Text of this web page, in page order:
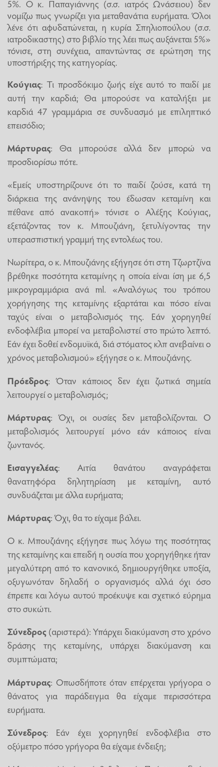
5%. Ο κ. Παπαγιάννης (σ.σ. ιατρός Ωνάσειου) δεν
νομίζω πως γνωρίζει για μεταθανάτια ευρήματα. Όλοι
λένε ότι αφυδατώνεται, η κυρία Σπηλιοπούλου (σ.σ.
ιατροδικαστης) στο βιβλίο της λέει πως αυξάνεται 5%»
τόνισε, στη συνέχεια, απαντώντας σε ερώτηση της
υποστήριξης της κατηγορίας.
Κούγιας: Τι προσδόκιμο ζωής είχε αυτό το παιδί με
αυτή την καρδιά; Θα μπορούσε να καταλήξει με
καρδιά 47 γραμμάρια σε συνδυασμό με επιληπτικό
επεισόδιο;
Μάρτυρας: Θα μπορούσε αλλά δεν μπορώ να
προσδιορίσω πότε.
«Εμείς υποστηρίζουνε ότι το παιδί ζούσε, κατά τη
διάρκεια της ανάνηψης του έδωσαν κεταμίνη και
πέθανε από ανακοπή» τόνισε ο Αλέξης Κούγιας,
εξετάζοντας τον κ. Μπουζιάνη, ξετυλίγοντας την
υπερασπιστική γραμμή της εντολέως του.
Νωρίτερα, ο κ. Μπουζιάνης εξήγησε ότι στη Τζωρτζίνα
βρέθηκε ποσότητα κεταμίνης η οποία είναι ίση με 6,5
μικρογραμμάρια ανά ml. «Αναλόγως του τρόπου
χορήγησης της κεταμίνης εξαρτάται και πόσο είναι
ταχύς είναι ο μεταβολισμός της. Εάν χορηγηθεί
ενδοφλέβια μπορεί να μεταβολιστεί στο πρώτο λεπτό.
Εάν έχει δοθεί ενδομυϊκά, διά στόματος κλπ ανεβαίνει ο
χρόνος μεταβολισμού» εξήγησε ο κ. Μπουζιάνης.
Πρόεδρος: Όταν κάποιος δεν έχει ζωτικά σημεία
λειτουργεί ο μεταβολισμός;
Μάρτυρας: Όχι, οι ουσίες δεν μεταβολίζονται. Ο
μεταβολισμός λειτουργεί μόνο εάν κάποιος είναι
ζωντανός.
Εισαγγελέας: Αιτία θανάτου αναγράφεται
θανατηφόρα δηλητηρίαση με κεταμίνη, αυτό
συνδυάζεται με άλλα ευρήματα;
Μάρτυρας: Όχι, θα το είχαμε βάλει.
Ο κ. Μπουζιάνης εξήγησε πως λόγω της ποσότητας
της κεταμίνης και επειδή η ουσία που χορηγήθηκε ήταν
μεγαλύτερη από το κανονικό, δημιουργήθηκε υποξία,
οξυγωνόταν δηλαδή ο οργανισμός αλλά όχι όσο
έπρεπε και λόγω αυτού προέκυψε και σχετικό εύρημα
στο συκώτι.
Σύνεδρος(αριστερά): Υπάρχει διακύμανση στο χρόνο
δράσης της κεταμίνης, υπάρχει διακύμανση και
συμπτώματα;
Μάρτυρας: Οπωσδήποτε όταν επέρχεται γρήγορα ο
θάνατος για παράδειγμα θα είχαμε περισσότερα
ευρήματα.
Σύνεδρος: Εάν έχει χορηγηθεί ενδοφλέβια στο
οξύμετρο πόσο γρήγορα θα είχαμε ένδειξη;